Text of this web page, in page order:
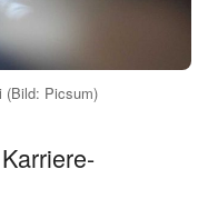
(Bild: Picsum)